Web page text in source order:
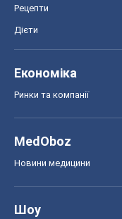
Рецепти
Дієти
Економіка
Ринки та компанії
MedOboz
Новини медицини
Шоу